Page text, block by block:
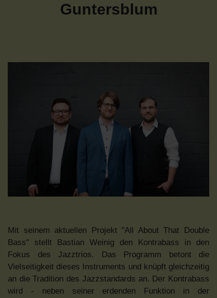
Guntersblum
Mit seinem aktuellen Projekt "All About That Double
Bass" stellt Bastian Weinig den Kontrabass in den
Fokus des Jazztrios. Das Programm betont die
Vielseitigkeit dieses Instruments und knüpft gleichzeitig
an die Tradition des Jazzstandards an. Der Kontrabass
wird - neben seiner erdenden Funktion in der